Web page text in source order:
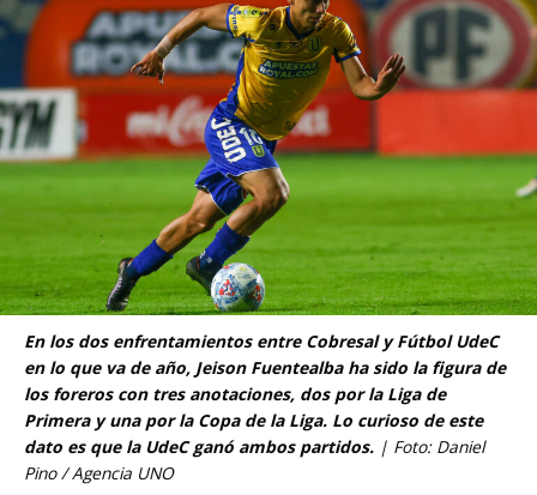
En los dos enfrentamientos entre Cobresal y Fútbol UdeC
en lo que va de año, Jeison Fuentealba ha sido la figura de
los foreros con tres anotaciones, dos por la Liga de
Primera y una por la Copa de la Liga. Lo curioso de este
dato es que la UdeC ganó ambos partidos. | Foto: Daniel
Pino / Agencia UNO